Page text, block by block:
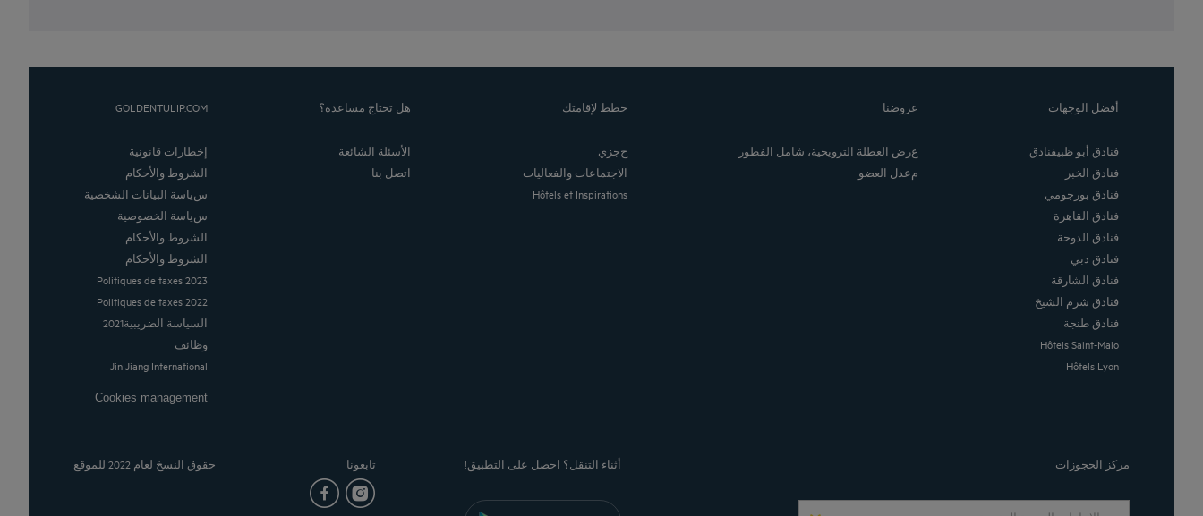
أفضل الوجهات
فنادق أبو ظبيفنادق
فنادق الخبر
فنادق بورجومي
فنادق القاهرة
فنادق الدوحة
فنادق دبي
فنادق الشارقة
فنادق شرم الشيخ
فنادق طنجة
Hôtels Saint-Malo
Hôtels Lyon
عروضنا
عرض العطلة الترويحية، شامل الفطور
معدل العضو
خطط لإقامتك
حجزي
الاجتماعات والفعاليات
Hôtels et Inspirations
هل تحتاج مساعدة؟
الأسئلة الشائعة
اتصل بنا
GOLDENTULIP.COM
إخطارات قانونية
الشروط والأحكام
سياسة البيانات الشخصية
سياسة الخصوصية
الشروط والأحكام
الشروط والأحكام
Politiques de taxes 2023
Politiques de taxes 2022
السياسة الضريبية2021
وظائف
Jin Jiang International
Cookies management
مركز الحجوزات أثناء التنقل؟ احصل على التطبيق! تابعونا حقوق النسخ لعام 2022 للموقع